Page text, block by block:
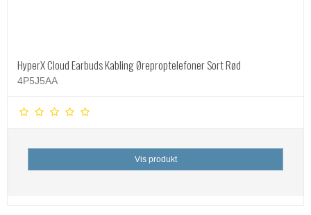
HyperX Cloud Earbuds Kabling Øreproptelefoner Sort Rød
4P5J5AA
Vis produkt